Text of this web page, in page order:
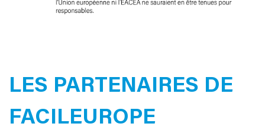
LES PARTENAIRES DE
FACILEUROPE